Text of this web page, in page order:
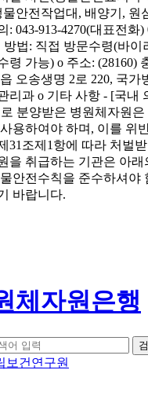
안전작업대, 배양기, 원
: 043-913-4270(대표전화)
방법: 직접 방문수령(바이
령 가능) o 주소: (28160)
오송생명 2로 220, 국가
리과 o 기타 사항 - [국내
분양받은 병원체자원
용하여야 하며, 이를 위
31조제1항에 따라 처벌
을 취급하는 기관은 아
안전수칙을 준수하셔야
바랍니다.
체자원은행
보건연구원